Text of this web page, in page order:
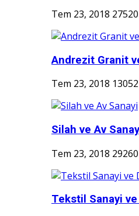
Tem 23, 2018 27520
Andrezit Granit
Tem 23, 2018 13052
Silah ve Av
Tem 23, 2018 29260
Tekstil Sanayi ve